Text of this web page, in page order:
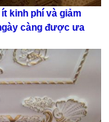
kinh phí và giảm
càng được ưa